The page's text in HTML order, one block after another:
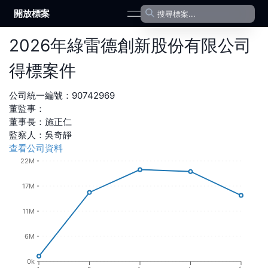
開放標案 open navigation menu
2026年綠雷德創新股份有限公司
得標案件
公司統一編號： 90742969
董監事：
董事長 ： 施正仁
監察人 ： 吳奇靜
查看公司資料
0k
6M
11M
17M
22M